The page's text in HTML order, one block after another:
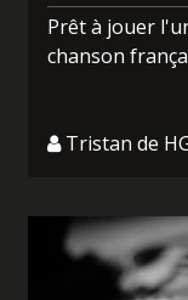
Prêt à jouer
chanson
Tristan de